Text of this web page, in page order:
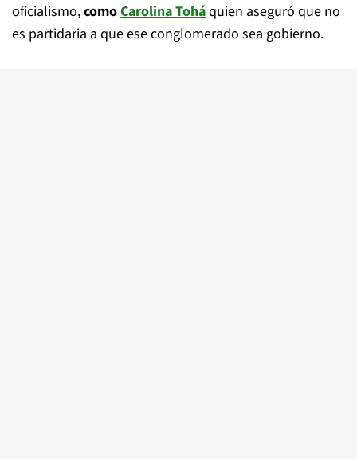
oficialismo,comoCarolina Toháquien aseguró que no
es partidaria a que ese conglomerado sea gobierno.